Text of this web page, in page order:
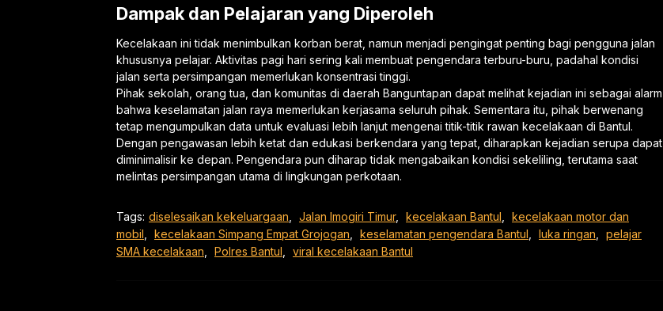
Dampak dan Pelajaran yang Diperoleh
Kecelakaan ini tidak menimbulkan korban berat, namun menjadi pengingat penting bagi pengguna jalan
khususnya pelajar. Aktivitas pagi hari sering kali membuat pengendara terburu-buru, padahal kondisi
jalan serta persimpangan memerlukan konsentrasi tinggi.
Pihak sekolah, orang tua, dan komunitas di daerah Banguntapan dapat melihat kejadian ini sebagai alarm
bahwa keselamatan jalan raya memerlukan kerjasama seluruh pihak. Sementara itu, pihak berwenang
tetap mengumpulkan data untuk evaluasi lebih lanjut mengenai titik-titik rawan kecelakaan di Bantul.
Dengan pengawasan lebih ketat dan edukasi berkendara yang tepat, diharapkan kejadian serupa dapat
diminimalisir ke depan. Pengendara pun diharap tidak mengabaikan kondisi sekeliling, terutama saat
melintas persimpangan utama di lingkungan perkotaan.
Tags: diselesaikan kekeluargaan Jalan Imogiri Timur, kecelakaan Bantul
kecelakaan motor dan
mobil
kecelakaan Simpang Empat Grojogan keselamatan pengendara Bantul luka ringan
pelajar
SMA kecelakaan
Polres Bantul viral kecelakaan Bantul